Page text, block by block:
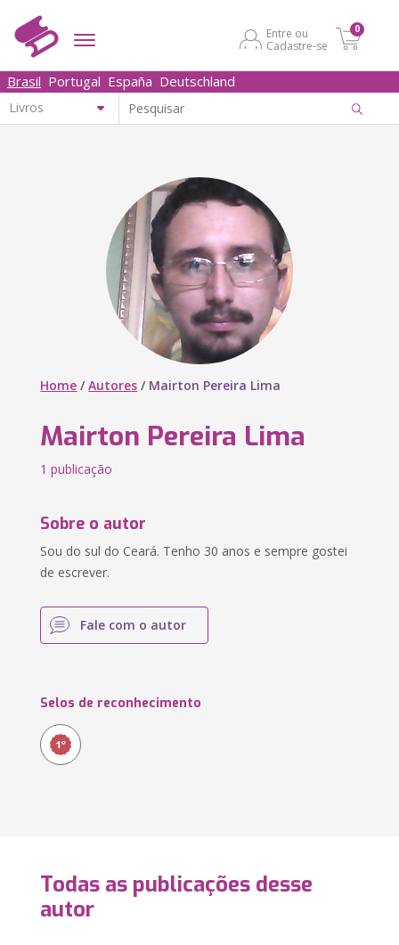
Entre ou
Cadastre-se
0
Brasil Portugal España Deutschland
Home /Autores / Mairton Pereira Lima
Mairton Pereira Lima
1 publicação
Sobre o autor
Sou do sul do Ceará. Tenho 30 anos e sempre gostei
de escrever.
Fale com o autor
Selos de reconhecimento
Todas as publicações desse
autor